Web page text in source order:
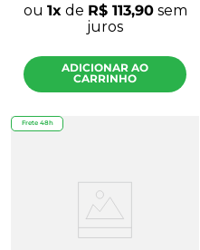
ou 1 de R$ 113,90sem
juros
ADICIONAR AO
CARRINHO
Frete 48h